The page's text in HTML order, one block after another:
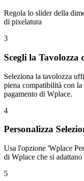
Regola lo slider della
di pixelatura
3
Scegli la
Seleziona la tavolozza
piena compatibilità con
pagamento di Wplace.
4
Personalizza
Usa l'opzione 'Wplace
di Wplace che si
5